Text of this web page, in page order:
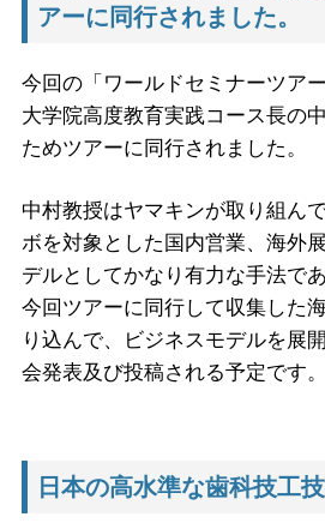
アーに同行されました。
今回の「ワールドセミナーツア
大学院高度教育実践コース長の
ためツアーに同行されました。
中村教授はヤマキンが取り組ん
ボを対象とした国内営業、海外
デルとしてかなり有力な手法で
今回ツアーに同行して収集した
り込んで、ビジネスモデルを展
会発表及び投稿される予定です。
日本の高水準な歯科技工